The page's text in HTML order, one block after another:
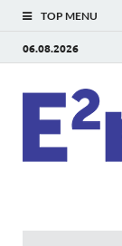
TOP MENU
06.08.2026